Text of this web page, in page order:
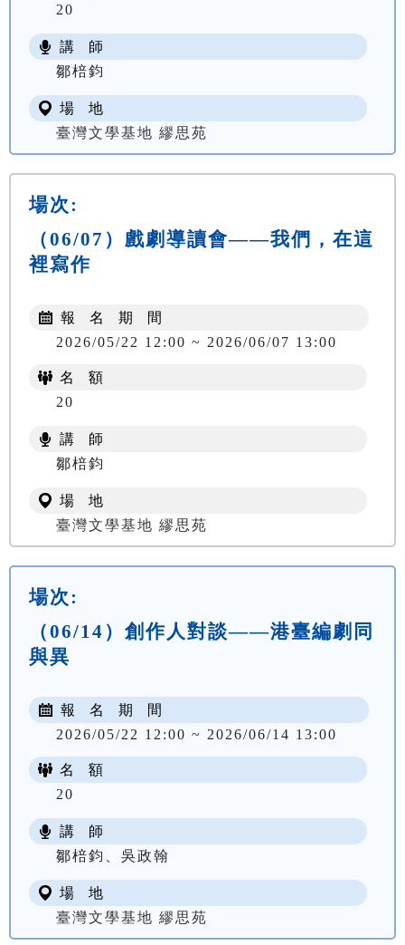
20
講 師
鄒棓鈞
場 地
臺灣文學基地 繆思苑
場次:
（06/07）戲劇導讀會——我們，在這
裡寫作
報 名 期 間
2026/05/22 12:00 ~ 2026/06/07 13:00
名 額
20
講 師
鄒棓鈞
場 地
臺灣文學基地 繆思苑
場次:
（06/14）創作人對談——港臺編劇同
與異
報 名 期 間
2026/05/22 12:00 ~ 2026/06/14 13:00
名 額
20
講 師
鄒棓鈞、吳政翰
場 地
臺灣文學基地 繆思苑